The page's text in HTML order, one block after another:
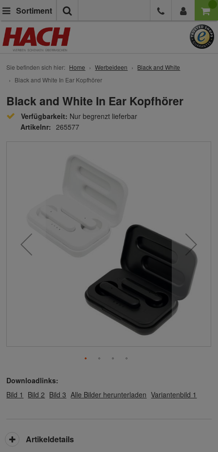
Sortiment
Sie befinden sich hier: Home Werbeideen
Black and White
Black and White In Ear Kopfhörer
Black and White In Ear Kopfhörer
Verfügbarkeit: Nur begrenzt lieferbar
Artikelnr: 265577
Downloadlinks:
Bild 1
Bild 2 Bild 3 Alle Bilder herunterladen Variantenbild 1
Artikeldetails